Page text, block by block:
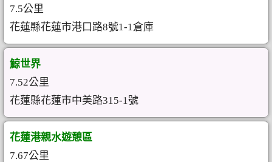
7.5公里
花蓮縣花蓮市港口路8號1-1倉庫
鯨世界
7.52公里
花蓮縣花蓮市中美路315-1號
花蓮港親水遊憩區
7.67公里